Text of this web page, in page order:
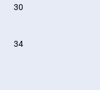
30
34